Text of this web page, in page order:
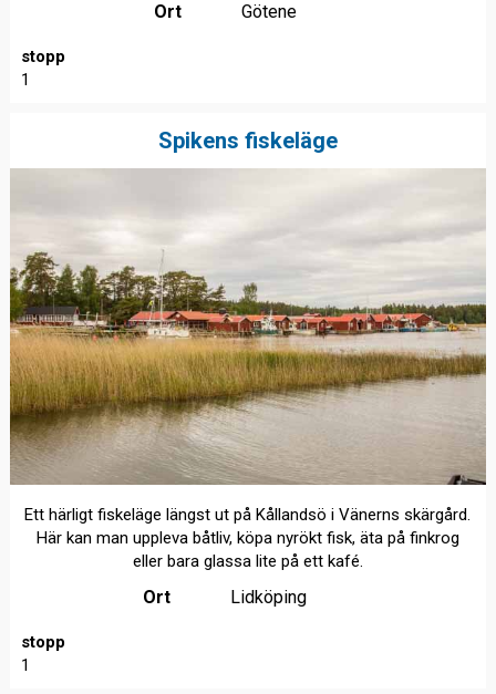
Ort Götene
stopp
1
Spikens fiskeläge
Ett härligt fiskeläge längst ut på Kållandsö i Vänerns skärgård.
Här kan man uppleva båtliv, köpa nyrökt fisk, äta på finkrog
eller bara glassa lite på ett kafé.
Ort Lidköping
stopp
1